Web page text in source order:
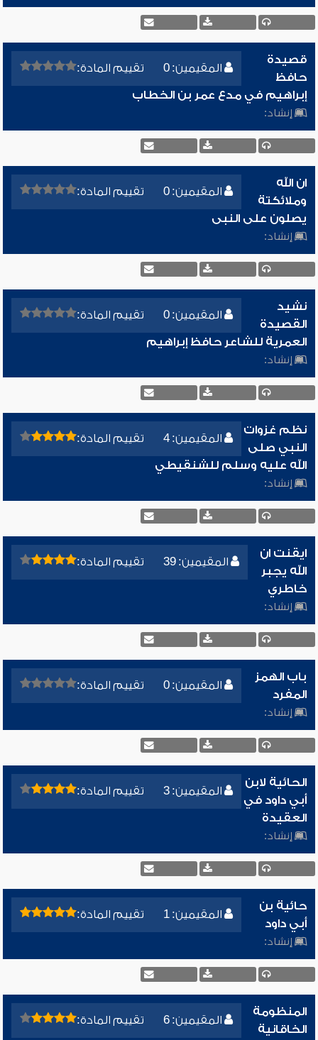
المقيمين: 0 تقييم المادة:
قصيدة
حافظ
إبراهيم في مدع عمر بن الخطاب
إنشاد:
المقيمين: 0 تقييم المادة:
ان الله
وملائكتة
يصلون على النبى
إنشاد:
المقيمين: 0 تقييم المادة:
نشيد
القصيدة
العمرية للشاعر حافظ إبراهيم
إنشاد:
المقيمين: 4 تقييم المادة:
نظم غزوات
النبي صلى
الله عليه وسلم للشنقيطي
إنشاد:
المقيمين: 39 تقييم المادة:
ايقنت ان
الله يجبر
خاطري
إنشاد:
المقيمين: 0 تقييم المادة:
باب الهمز
المفرد
إنشاد:
المقيمين: 3 تقييم المادة:
الحائية لابن
أبي داود في
العقيدة
إنشاد:
المقيمين: 1 تقييم المادة:
حائية بن
أبي داود
إنشاد:
المقيمين: 6 تقييم المادة:
المنظومة
الخاقانية